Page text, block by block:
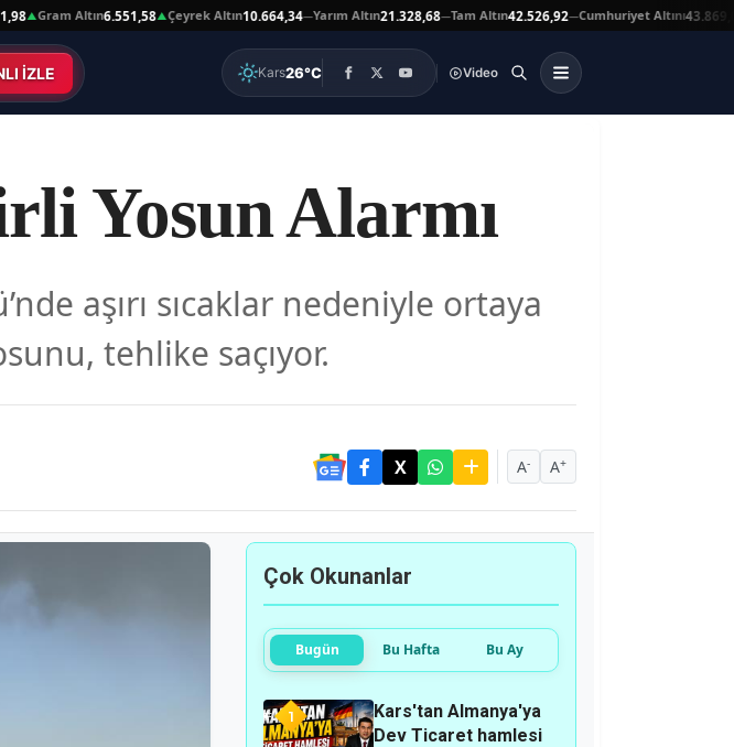
Altın6.551,58▲Çeyrek Altın10.664,34—Yarım Altın21.328,68—Tam Altın42.526,92—Cumhuriyet Altını43.869,00▲
İZLE Kars26°C Video
Yosun Alarmı
aşırı sıcaklar nedeniyle ortaya
tehlike saçıyor.
A- A+
Çok Okunanlar
Bugün Bu Hafta Bu Ay
1
Kars'tan Almanya'ya
Dev Ticaret hamlesi